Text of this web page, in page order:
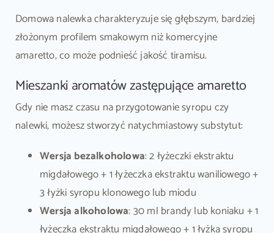
Domowa nalewka charakteryzuje się głębszym, bardziej
złożonym profilem smakowym niż komercyjne
amaretto, co może podnieść jakość tiramisu.
Mieszanki aromatów zastępujące amaretto
Gdy nie masz czasu na przygotowanie syropu czy
nalewki, możesz stworzyć natychmiastowy substytut:
Wersja bezalkoholowa: 2 łyżeczki ekstraktu
migdałowego + 1 łyżeczka ekstraktu waniliowego +
3 łyżki syropu klonowego lub miodu
Wersja alkoholowa: 30 ml brandy lub koniaku + 1
łyżeczka ekstraktu migdałowego + 1 łyżka syropu